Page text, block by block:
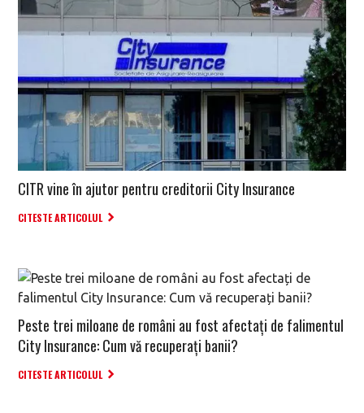
CITR vine în ajutor pentru creditorii City Insurance
CITESTE ARTICOLUL
Peste trei miloane de români au fost afectați de falimentul
City Insurance: Cum vă recuperați banii?
CITESTE ARTICOLUL